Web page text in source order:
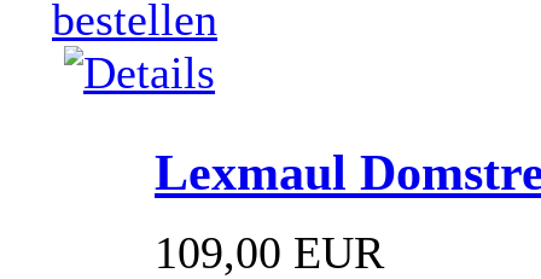
Lexmaul
109,00 EUR